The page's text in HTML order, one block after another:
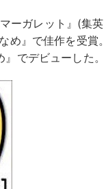
ーガレット』(集英
め』で佳作を受賞。
でデビューした。